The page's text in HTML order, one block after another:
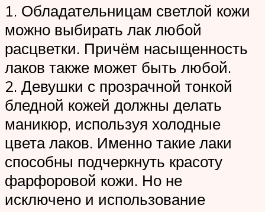
1. Обладательницам светлой кожи
можно выбирать лак любой
расцветки. Причём насыщенность
лаков также может быть любой.
2. Девушки с прозрачной тонкой
бледной кожей должны делать
маникюр, используя холодные
цвета лаков. Именно такие лаки
способны подчеркнуть красоту
фарфоровой кожи. Но не
исключено и использование